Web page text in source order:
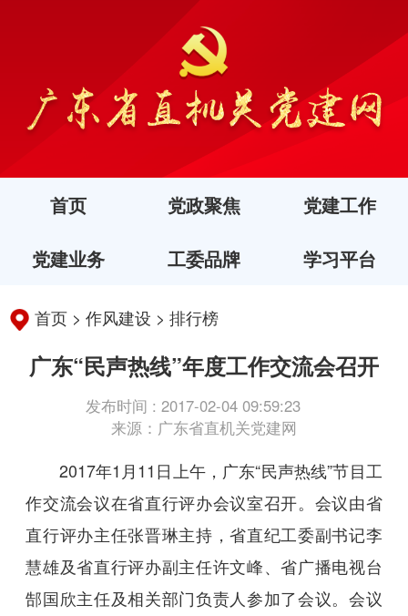
首页 党政聚焦 党建工作
党建业务 工委品牌 学习平台
首页 >作风建设 >排行榜
广东“民声热线”年度工作交流会召开
发布时间 : 2017-02-04 09:59:23
来源：广东省直机关党建网
2017年1月11日上午，广东“民声热线”节目工
作交流会议在省直行评办会议室召开。会议由省
直行评办主任张晋琳主持，省直纪工委副书记李
慧雄及省直行评办副主任许文峰、省广播电视台
郜国欣主任及相关部门负责人参加了会议。会议